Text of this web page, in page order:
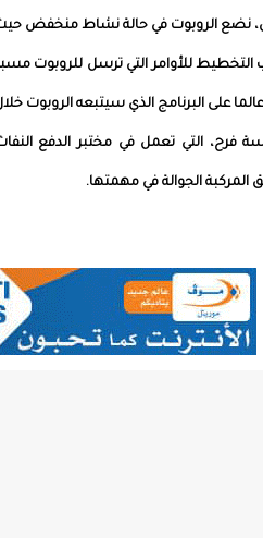
نضع الروبوت في حالة نشاط منخفض حيث